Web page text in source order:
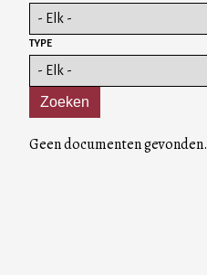
TYPE
Geen documenten gevonden.